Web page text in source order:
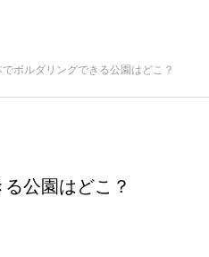
でボルダリングできる公園はどこ？
公園はどこ？